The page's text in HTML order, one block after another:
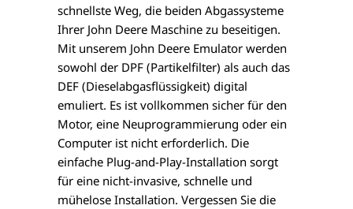
schnellste Weg, die beiden Abgassysteme
Ihrer John Deere Maschine zu beseitigen.
Mit unserem John Deere Emulator werden
sowohl der DPF (Partikelfilter) als auch das
DEF (Dieselabgasflüssigkeit) digital
emuliert. Es ist vollkommen sicher für den
Motor, eine Neuprogrammierung oder ein
Computer ist nicht erforderlich. Die
einfache Plug-and-Play-Installation sorgt
für eine nicht-invasive, schnelle und
mühelose Installation. Vergessen Sie die